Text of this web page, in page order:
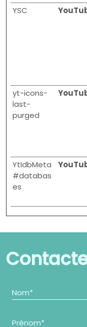
YSC
yt-icons-
last-
purged
YtIdbMeta
#databas
es